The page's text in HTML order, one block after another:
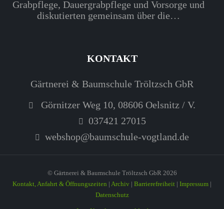
Grabpflege, Dauergrabpflege und Vorsorge und
diskutierten gemeinsam über die…
KONTAKT
Gärtnerei & Baumschule Tröltzsch GbR
Görnitzer Weg 10, 08606 Oelsnitz / V.
037421 27015
webshop@baumschule-vogtland.de
© Gärtnerei & Baumschule Tröltzsch GbR 2026
Kontakt, Anfahrt & Öffnungszeiten | Archiv | Barrierefreiheit | Impressum |
Datenschutz